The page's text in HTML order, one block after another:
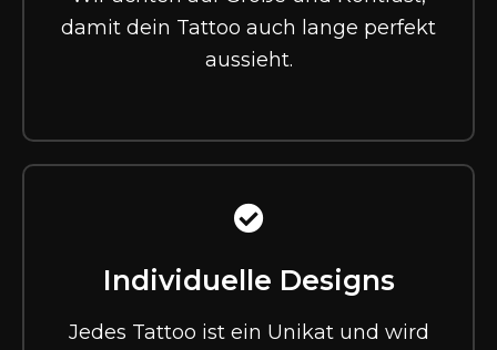
damit dein Tattoo auch lange perfekt
aussieht.
Individuelle Designs
Jedes Tattoo ist ein Unikat und wird